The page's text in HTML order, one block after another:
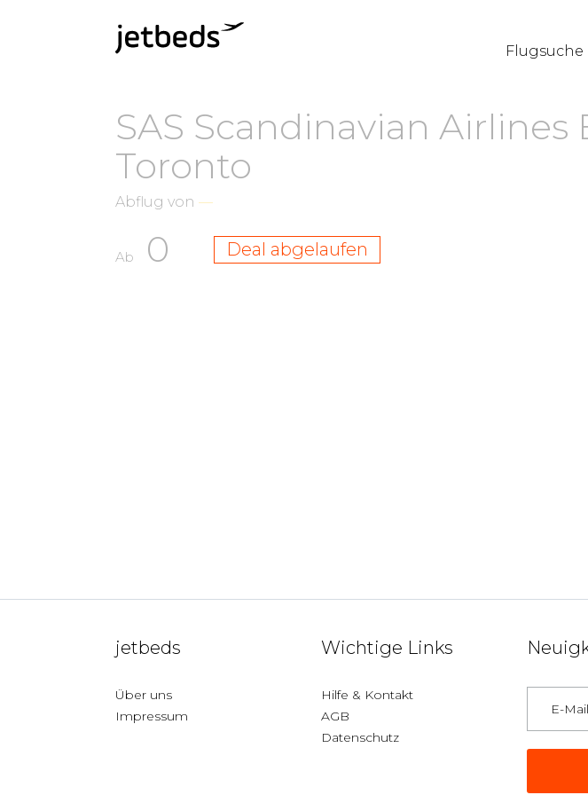
Flugsuche
SAS Scandinavian Airlines
Toronto
Abflug von —
Ab 0 Deal abgelaufen
jetbeds
Über uns
Impressum
Wichtige Links
Hilfe & Kontakt
AGB
Datenschutz